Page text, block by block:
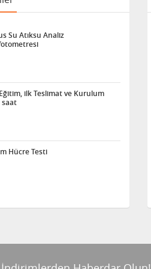
Su Atıksu Analiz
ilk Teslimat ve Kurulum
saat
Hücre Testi